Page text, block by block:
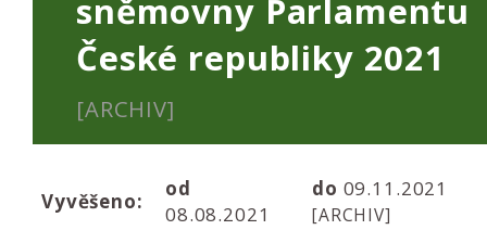
sněmovny Parlamentu
České republiky 2021
[ARCHIV]
Vyvěšeno:
od
08.08.2021
do 09.11.2021
[ARCHIV]